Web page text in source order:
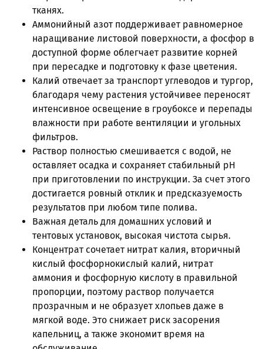
тканях.
Аммонийный азот поддерживает равномерное
наращивание листовой поверхности, а фосфор в
доступной форме облегчает развитие корней
при пересадке и подготовку к фазе цветения.
Калий отвечает за транспорт углеводов и тургор,
благодаря чему растения устойчивее переносят
интенсивное освещение в гроубоксе и перепады
влажности при работе вентиляции и угольных
фильтров.
Раствор полностью смешивается с водой, не
оставляет осадка и сохраняет стабильный pH
при приготовлении по инструкции. За счет этого
достигается ровный отклик и предсказуемость
результатов при любом типе полива.
Важная деталь для домашних условий и
тентовых установок, высокая чистота сырья.
Концентрат сочетает нитрат калия, вторичный
кислый фосфорнокислый калий, нитрат
аммония и фосфорную кислоту в правильной
пропорции, поэтому раствор получается
прозрачным и не образует хлопьев даже в
мягкой воде. Это снижает риск засорения
капельниц, а также экономит время на